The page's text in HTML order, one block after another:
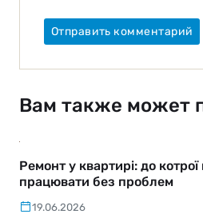
Вам также может
Ремонт у квартирі: до
працювати без проблем
19.06.2026